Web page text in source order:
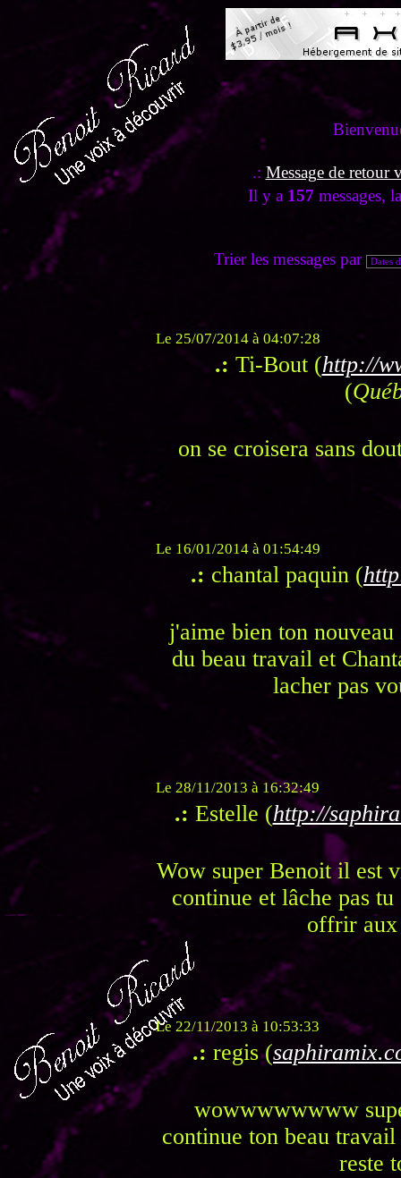
.: Message de retour
Il y a 157 messages,
Trier les messages par
Le 25/07/2014 à 04:07:28
.: Ti-Bout (http://
(
on se croisera sans
Le 16/01/2014 à 01:54:49
.: chantal paquin (
j'aime bien ton
du beau travail et
lacher pas
Le 28/11/2013 à 16:32:49
.: Estelle (http://
Wow super Benoit il est
continue et lâche pas
offrir aux
Le 22/11/2013 à 10:53:33
.: regis (
wowwwwwwww
continue ton beau
reste